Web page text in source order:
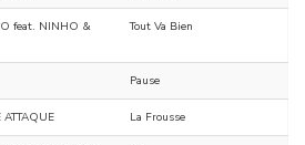
feat. NINHO &
Tout Va Bien
Pause
La Frousse